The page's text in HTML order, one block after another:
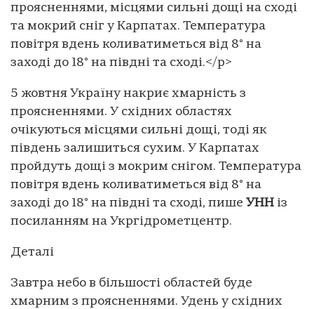
проясненнями, місцями сильні дощі на сході
та мокрий сніг у Карпатах. Температура
повітря вдень коливатиметься від 8° на
заході до 18° на півдні та сході.</p>
5 жовтня Україну накриє хмарність з
проясненнями. У східних областях
очікуються місцями сильні дощі, тоді як
південь залишиться сухим. У Карпатах
пройдуть дощі з мокрим снігом. Температура
повітря вдень коливатиметься від 8° на
заході до 18° на півдні та сході, пише УНН із
посиланням на Укргідрометцентр.
Деталі
Завтра небо в більшості областей буде
хмарним з проясненнями. Удень у східних